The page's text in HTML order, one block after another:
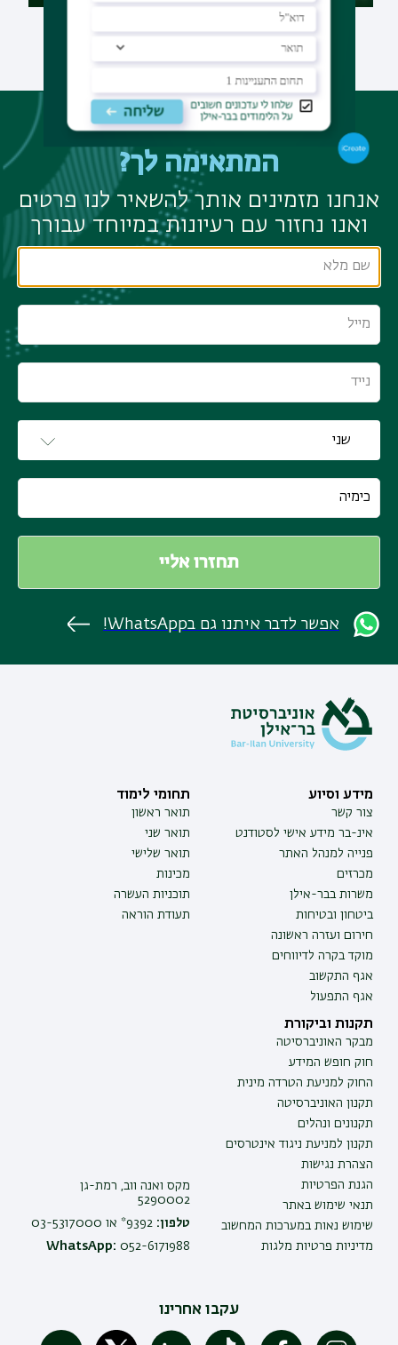
לא מצאת את התוכנית
המתאימה לך?
אנחנו מזמינים אותך להשאיר לנו פרטים
ואנו נחזור עם רעיונות במיוחד עבורך
אפשר לדבר איתנו גם בWhatsApp!
מידע וסיוע
צור קשר
אינ-בר מידע אישי לסטודנט
פנייה למנהל האתר
מכרזים
משרות בבר-אילן
ביטחון ובטיחות
חירום ועזרה ראשונה
מוקד בקרה לדיווחים
אגף התקשוב
אגף התפעול
תחומי לימוד
תואר ראשון
תואר שני
תואר שלישי
מכינות
תוכניות העשרה
תעודת הוראה
תקנות וביקורת
מבקר האוניברסיטה
חוק חופש המידע
החוק למניעת הטרדה מינית
תקנון האוניברסיטה
תקנונים ונהלים
תקנון למניעת ניגוד אינטרסים
הצהרת נגישות
הגנת הפרטיות
תנאי שימוש באתר
שימוש נאות במערכות המחשוב
מדיניות פרטיות מלגות
מקס ואנה ווב, רמת-גן
5290002
טלפון:
WhatsApp: 052-6171988
עקבו אחרינו